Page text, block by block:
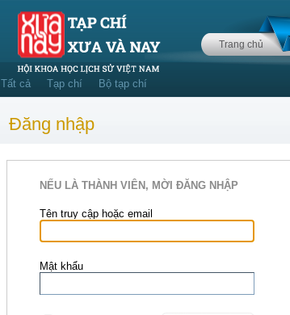
Trang chủ
Tất cả Tạp chí Bộ tạp chí
Đăng nhập
NẾU LÀ THÀNH VIÊN, MỜI ĐĂNG NHẬP
Tên truy cập hoặc email
Mật khẩu